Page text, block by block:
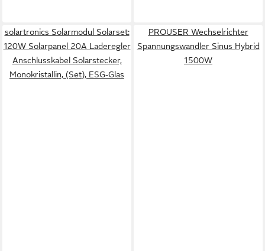
solartronics Solarmodul Solarset:
120W Solarpanel 20A Laderegler
Anschlusskabel Solarstecker,
Monokristallin, (Set), ESG-Glas
PROUSER Wechselrichter
Spannungswandler Sinus Hybrid
1500W